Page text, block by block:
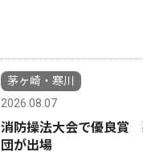
茅ヶ崎・寒川
2026.08.07
消防操法大会で優良賞
団が出場